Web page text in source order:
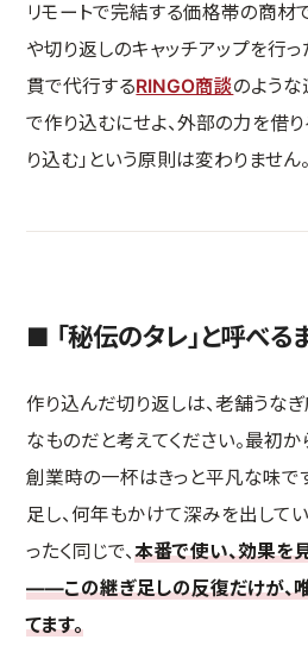
リモートで完結する価格帯の商材
や切り返しのキャッチアップを行
貫で代行するRINGO商談のような
で作り込むにせよ、外部の力を借り
り込む」という原則は変わりません。
■ 「秘伝のタレ」と呼べる
作り込んだ切り返しは、老舗うな
なものだと考えてください。最初
創業時の一杯はきっと平凡な味で
足し、何年もかけて深みを出して
ったく同じで、本番で使い、効果を
——この継ぎ足しの反復だけが、
てます。